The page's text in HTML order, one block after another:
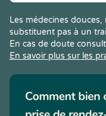
Les médecines
substituent pas à un
En cas de doute
En savoir plus sur les